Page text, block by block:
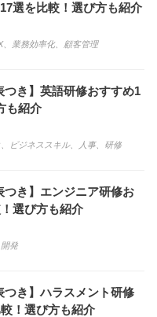
選を比較！選び方も紹介
、 業務効率化、 顧客管理
つき】英語研修おすすめ1
も紹介
ビジネススキル、 人事、 研修
つき】エンジニア研修お
選び方も紹介
開発
つき】ハラスメント研修
！選び方も紹介